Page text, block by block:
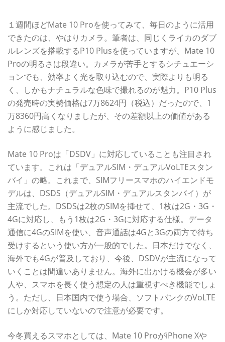
１週間ほどMate 10 Proを使ってみて、毎日のように活用
できたのは、やはりカメラ。筆者は、同じくライカのダブ
ルレンズを搭載するP10 Plusを使っていますが、Mate 10
Proの明るさは段違い。カメラが苦手とするシチュエーシ
ョンでも、効率よく光を取り込むので、実際よりも明る
く、しかもナチュラルな色味で撮れるのが魅力。P10 Plus
の発売時の実勢価格は7万8624円（税込）だったので、1
万8360円高くなりましたが、その差額以上の価値がある
ように感じました。
Mate 10 Proは「DSDV」に対応していることも注目され
ています。これは「デュアルSIM・デュアルVoLTEスタン
バイ」の略。これまで、SIMフリースマホのハイエンドモ
デルは、DSDS（デュアルSIM・デュアルスタンバイ）が
主流でした。DSDSは2枚のSIMを挿せて、1枚は2G・3G・
4Gに対応し、もう1枚は2G・3Gに対応する仕様。データ
通信に4GのSIMを使い、音声通話は4Gと3Gの両方で待ち
受けするという使い方が一般的でした。日本だけでなく、
海外でも4Gが普及しており、今後、DSDVが主流になって
いくことは間違いありません。海外に出かける機会が多い
人や、スマホを長く使う想定の人は重視すべき機能でしょ
う。ただし、日本国内で使う場合、ソフトバンクのVoLTE
にしか対応していないので注意が必要です。
今冬買えるスマホとしては、Mate 10 ProがiPhone Xや